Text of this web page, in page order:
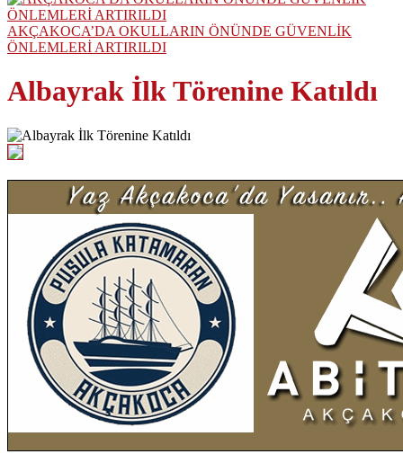
AKÇAKOCA’DA OKULLARIN ÖNÜNDE GÜVENLİK
ÖNLEMLERİ ARTIRILDI
Albayrak İlk Törenine Katıldı